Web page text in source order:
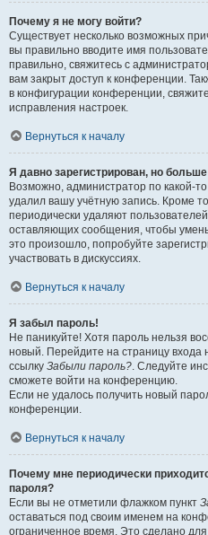
Почему я не могу войти?
Существует несколько возможных
вы правильно вводите имя
правильно, свяжитесь с
вам закрыт доступ к конференции.
в конфигурации конференции,
исправления настроек.
Вернуться к началу
Я давно зарегистрирован, но
Возможно, администратор по какой-
удалил вашу учётную запись. Кроме
периодически удаляют
оставляющих сообщения, чтобы
это произошло, попробуйте
участвовать в дискуссиях.
Вернуться к началу
Я забыл пароль!
Не паникуйте! Хотя пароль нельзя
новый. Перейдите на страницу
ссылку Забыли пароль?. Следуйте
сможете войти на конференцию.
Если не удалось получить новый
конференции.
Вернуться к началу
Почему мне периодически
пароля?
Если вы не отметили флажком пункт
оставаться под своим именем на
ограниченное время. Это сделано для